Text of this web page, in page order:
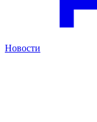
Новости